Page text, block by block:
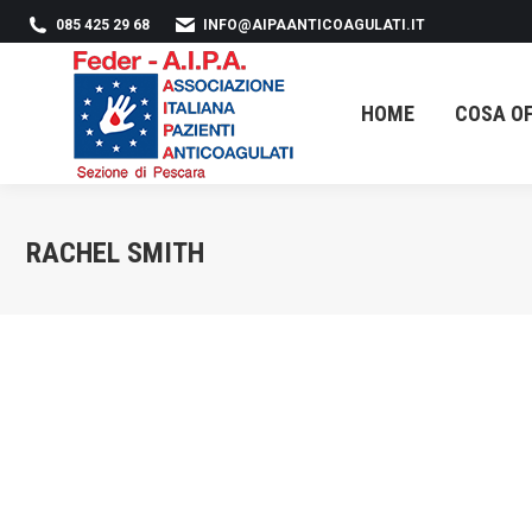
085 425 29 68 INFO@AIPAANTICOAGULATI.IT
HOME COSA
RACHEL SMITH